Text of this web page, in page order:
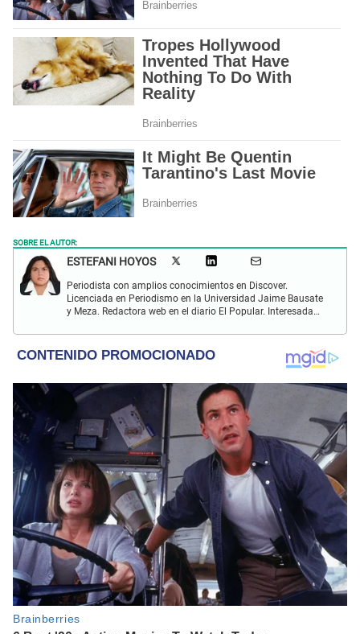
SOBRE EL AUTOR:
ESTEFANI HOYOS
Periodista con amplios conocimientos en Discover.
Licenciada en Periodismo en la Universidad Jaime Bausate
y Meza. Redactora web en el diario El Popular. Interesada
internacional; tendencias, películas y series.